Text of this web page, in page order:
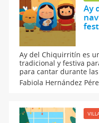
Ay
Ay del Chiquirritín es
tradicional y festiva
para cantar durante
estribillo ayudan a que
aprendan la letra
Fabiola Hernández